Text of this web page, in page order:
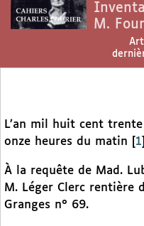
M.
L’an mil huit cent
onze heures du matin
1
À la requête de Mad.
M. Léger Clerc rentière
Granges n° 69.